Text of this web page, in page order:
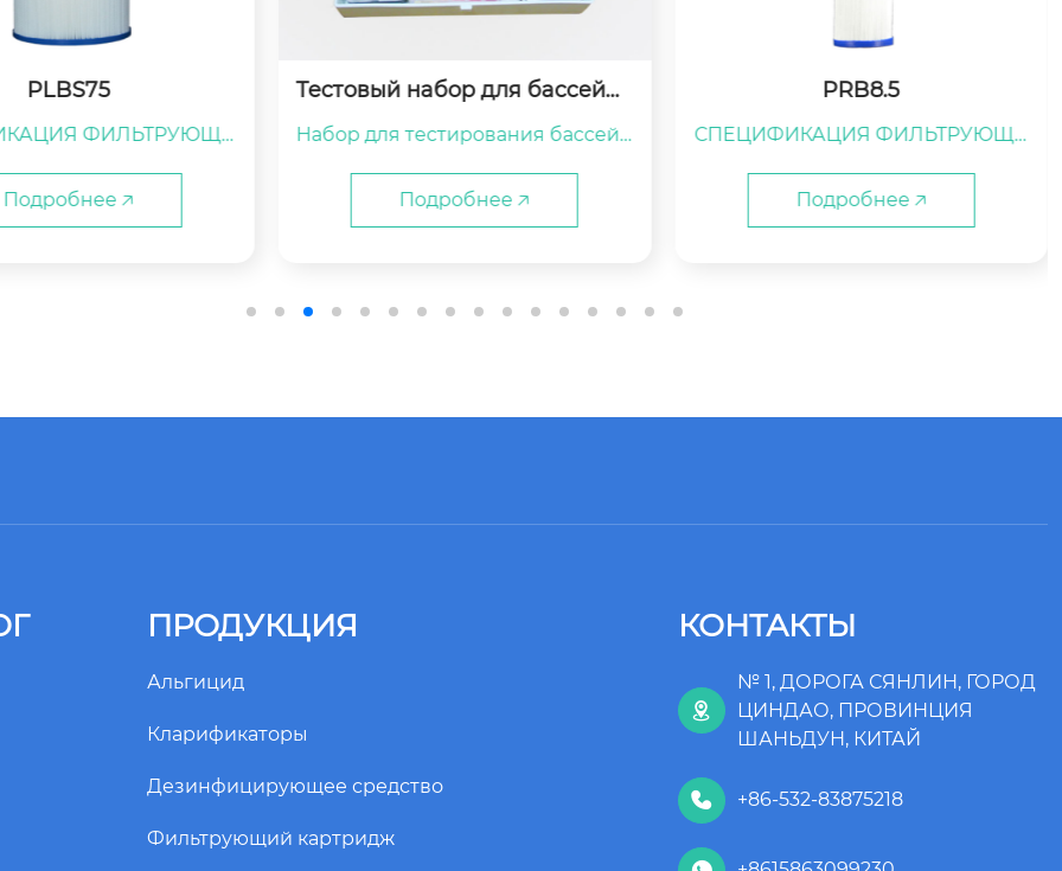
набор для бассейно
тестирования бассейн
Подробнее 🡥
PRB8.5
СПЕЦИФИКАЦИЯ ФИЛЬТРУЮЩЕ
Подробнее 🡥
PLBS100
СПЕЦИФИКАЦИЯ ФИЛЬТРУЮЩЕ
Подробнее 🡥
ПРОДУКЦИЯ
Альгицид
Кларификаторы
Дезинфицирующее средство
Фильтрующий картридж
КОНТАКТЫ

№ 1, ДОРОГА СЯНЛИН, ГОРОД
ЦИНДАО, ПРОВИНЦИЯ
ШАНЬДУН, КИТАЙ
 +86-532-83875218